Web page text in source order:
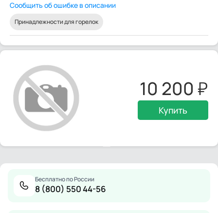
Сообщить об ошибке в описании
Принадлежности для горелок
10 200
Купить
Бесплатно по России
8 (800) 550 44-56